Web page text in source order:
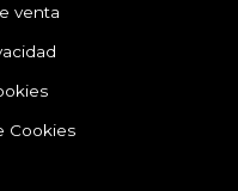
venta
Cookies